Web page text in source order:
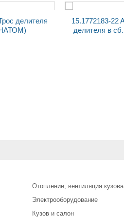
15.1772183-22 AVP DL Трос
делителя в сб. с крышкой
238H AVP DL Трос делителя
Отопление, вентиляция кузова
Электрооборудование
Кузов и салон